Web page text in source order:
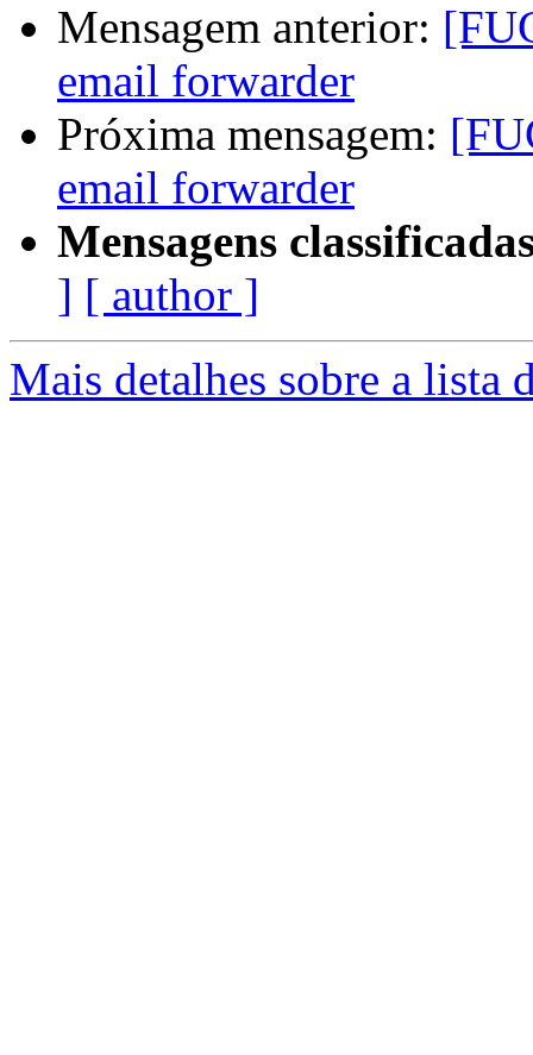
Mensagem anterior:
email forwarder
Próxima mensagem:
email forwarder
Mensagens
] [ author ]
Mais detalhes sobre a lista